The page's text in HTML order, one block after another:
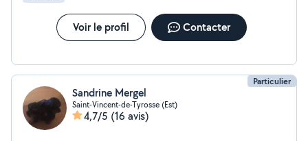
Voir le profil Contacter
Particulier
Sandrine Mergel
Saint-Vincent-de-Tyrosse (Est)
4,7/5 (16 avis)